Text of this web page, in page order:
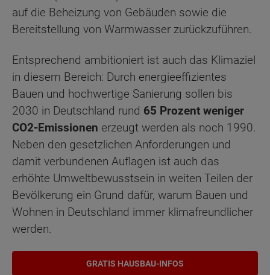
auf die Beheizung von Gebäuden sowie die
Bereitstellung von Warmwasser zurückzuführen.
Entsprechend ambitioniert ist auch das Klimaziel
in diesem Bereich: Durch energieeffizientes
Bauen und hochwertige Sanierung sollen bis
2030 in Deutschland rund 65 Prozent weniger
CO2-Emissionen erzeugt werden als noch 1990.
Neben den gesetzlichen Anforderungen und
damit verbundenen Auflagen ist auch das
erhöhte Umweltbewusstsein in weiten Teilen der
Bevölkerung ein Grund dafür, warum Bauen und
Wohnen in Deutschland immer klimafreundlicher
werden.
GRATIS HAUSBAU-INFOS